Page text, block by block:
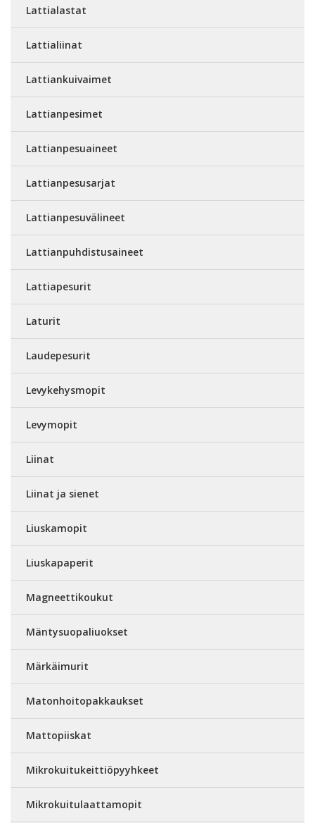
Lattialastat
Lattialiinat
Lattiankuivaimet
Lattianpesimet
Lattianpesuaineet
Lattianpesusarjat
Lattianpesuvälineet
Lattianpuhdistusaineet
Lattiapesurit
Laturit
Laudepesurit
Levykehysmopit
Levymopit
Liinat
Liinat ja sienet
Liuskamopit
Liuskapaperit
Magneettikoukut
Mäntysuopaliuokset
Märkäimurit
Matonhoitopakkaukset
Mattopiiskat
Mikrokuitukeittiöpyyhkeet
Mikrokuitulaattamopit